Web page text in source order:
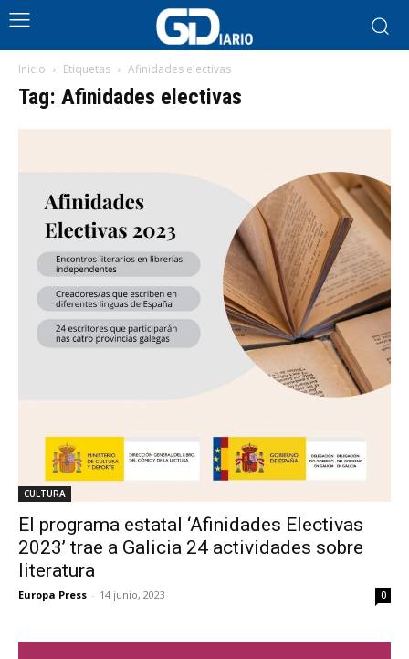
Inicio Etiquetas Afinidades electivas
Tag: Afinidades electivas
CULTURA
El programa estatal ‘Afinidades Electivas
2023’ trae a Galicia 24 actividades sobre
literatura
Europa Press - 14 junio, 2023 0